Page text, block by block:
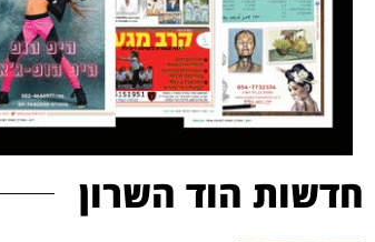
חדשות הוד השרון